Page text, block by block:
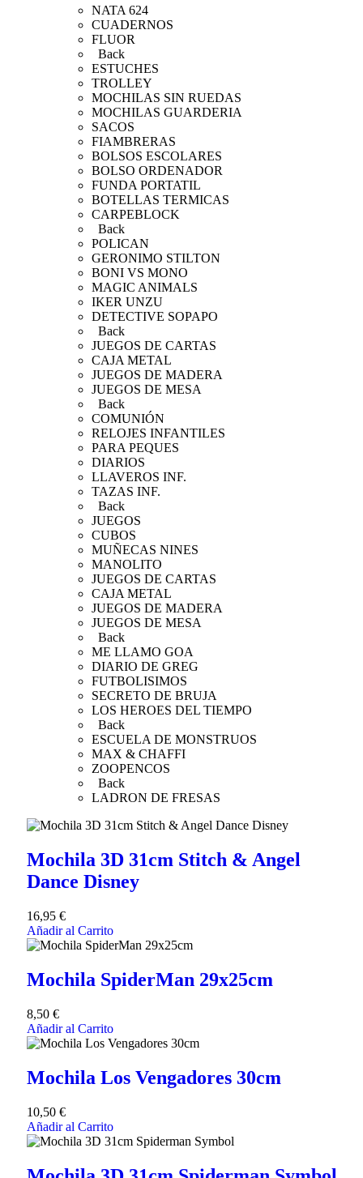
NATA 624
CUADERNOS
FLUOR
Back
ESTUCHES
TROLLEY
MOCHILAS SIN RUEDAS
MOCHILAS GUARDERIA
SACOS
FIAMBRERAS
BOLSOS ESCOLARES
BOLSO ORDENADOR
FUNDA PORTATIL
BOTELLAS TERMICAS
CARPEBLOCK
Back
POLICAN
GERONIMO STILTON
BONI VS MONO
MAGIC ANIMALS
IKER UNZU
DETECTIVE SOPAPO
Back
JUEGOS DE CARTAS
CAJA METAL
JUEGOS DE MADERA
JUEGOS DE MESA
Back
COMUNIÓN
RELOJES INFANTILES
PARA PEQUES
DIARIOS
LLAVEROS INF.
TAZAS INF.
Back
JUEGOS
CUBOS
MUÑECAS NINES
MANOLITO
JUEGOS DE CARTAS
CAJA METAL
JUEGOS DE MADERA
JUEGOS DE MESA
Back
ME LLAMO GOA
DIARIO DE GREG
FUTBOLISIMOS
SECRETO DE BRUJA
LOS HEROES DEL TIEMPO
Back
ESCUELA DE MONSTRUOS
MAX & CHAFFI
ZOOPENCOS
Back
LADRON DE FRESAS
Mochila 3D 31cm Stitch & Angel
Dance Disney
16,95 €
Añadir al Carrito
Mochila SpiderMan 29x25cm
8,50 €
Añadir al Carrito
Mochila Los Vengadores 30cm
10,50 €
Añadir al Carrito